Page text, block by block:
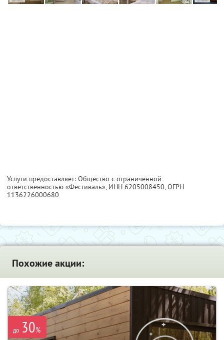
Услуги предоставляет: Общество с ограниченной
ответственностью «Фестиваль», ИНН 6205008450, ОГРН
1136226000680
Похожие акции:
до 30%